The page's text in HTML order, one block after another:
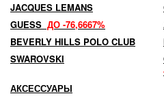
JACQUES LEMANS
GUESS ДО -76,6667%
BEVERLY HILLS POLO CLUB
SWAROVSKI
АКСЕССУАРЫ